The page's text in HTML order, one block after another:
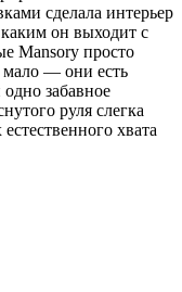
сделала интерьер
он выходит с
Mansory просто
мало — они есть
забавное
руля слегка
хвата